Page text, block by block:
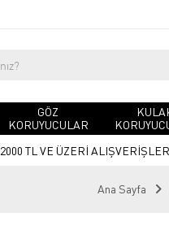
GÖZ
KORUYUCULAR
2000 TL VE ÜZERİ
Ana Sayfa